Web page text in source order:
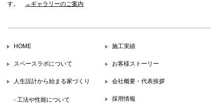
す。
→ギャラリーのご案内
HOME
スペースラボについて
人生設計から始まる家づくり
- 工法や性能について
施工実績
お客様ストーリー
会社概要・代表挨拶
採用情報